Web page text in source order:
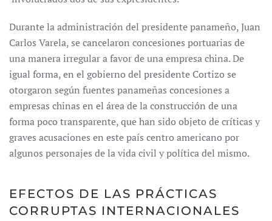
Durante la administración del presidente panameño, Juan
Carlos Varela, se cancelaron concesiones portuarias de
una manera irregular a favor de una empresa china. De
igual forma, en el gobierno del presidente Cortizo se
otorgaron según fuentes panameñas concesiones a
empresas chinas en el área de la construcción de una
forma poco transparente, que han sido objeto de críticas y
graves acusaciones en este país centro americano por
algunos personajes de la vida civil y política del mismo.
EFECTOS DE LAS PRÁCTICAS
CORRUPTAS INTERNACIONALES